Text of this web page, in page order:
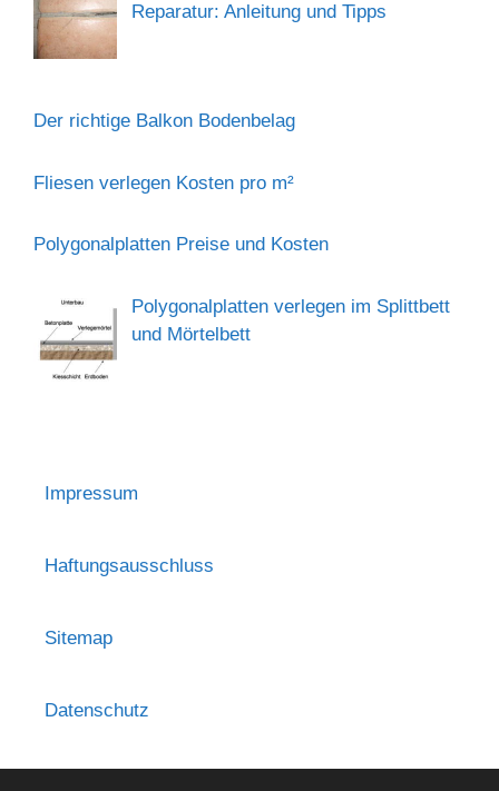
Reparatur: Anleitung und Tipps
Der richtige Balkon Bodenbelag
Fliesen verlegen Kosten pro m²
Polygonalplatten Preise und Kosten
Polygonalplatten verlegen im Splittbett
und Mörtelbett
Impressum
Haftungsausschluss
Sitemap
Datenschutz